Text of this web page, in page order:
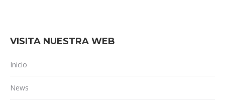
VISITA NUESTRA WEB
Inicio
News